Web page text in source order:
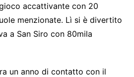
accattivante con 20
menzionate. Lì si è divertito
a San Siro con 80mila
un anno di contatto con il